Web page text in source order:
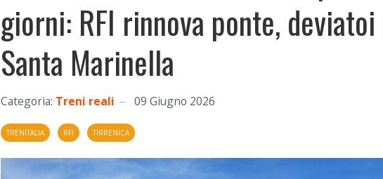
giorni: RFI rinnova ponte,
Santa Marinella
Categoria: Treni reali 09 Giugno 2026
TRENITALIA RFI TIRRENICA